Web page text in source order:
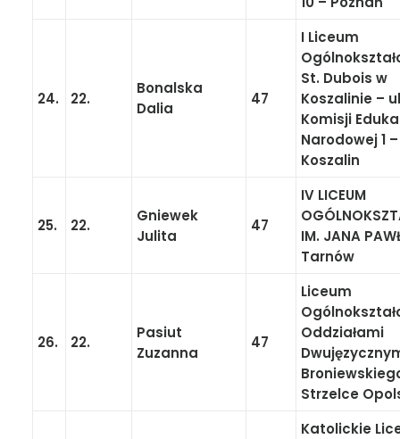
24. 22.
Bonalska
Dalia
47
I Liceum
St. Dubois w
Koszalinie –
Komisji
Narodowej 1 –
Koszalin
25. 22.
Gniewek
Julita
47
IV LICEUM
IM. JANA
Tarnów
26. 22.
Pasiut
Zuzanna
47
Liceum
Oddziałami
Strzelce
Katolickie